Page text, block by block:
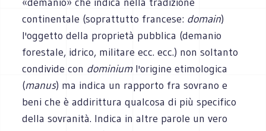
continentale (soprattutto francese: domain)
l'oggetto della proprietà pubblica (demanio
forestale, idrico, militare ecc. ecc.) non soltanto
condivide con dominiuml'origine etimologica
(manus) ma indica un rapporto fra sovrano e
beni che è addirittura qualcosa di più specifico
della sovranità. Indica in altre parole un vero